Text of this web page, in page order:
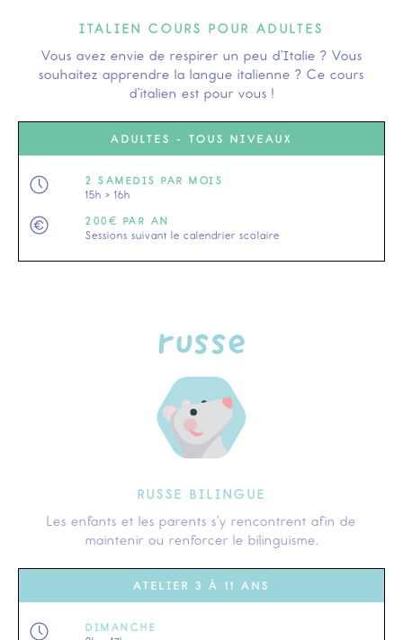
ITALIEN COURS POUR ADULTES
Vous avez envie de respirer un peu d’Italie ? Vous
souhaitez apprendre la langue italienne ? Ce cours
d’italien est pour vous !
ADULTES - TOUS NIVEAUX
2 SAMEDIS PAR MOIS
15h > 16h
200€ PAR AN
Sessions suivant le calendrier scolaire
russe
RUSSE BILINGUE
Les enfants et les parents s’y rencontrent afin de
maintenir ou renforcer le bilinguisme.
ATELIER 3 À 11 ANS
DIMANCHE